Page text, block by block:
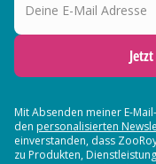
Mit Absenden meiner E-
den personalisierten
einverstanden, dass
zu Produkten,